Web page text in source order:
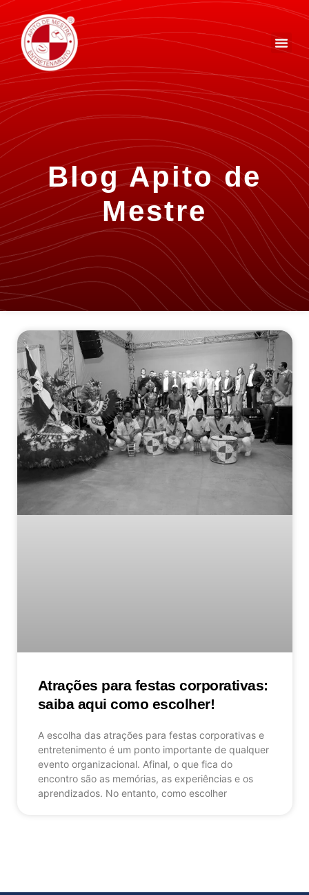
Blog Apito de
Mestre
Atrações para festas corporativas:
saiba aqui como escolher!
A escolha das atrações para festas corporativas e
entretenimento é um ponto importante de qualquer
evento organizacional. Afinal, o que fica do
encontro são as memórias, as experiências e os
aprendizados. No entanto, como escolher